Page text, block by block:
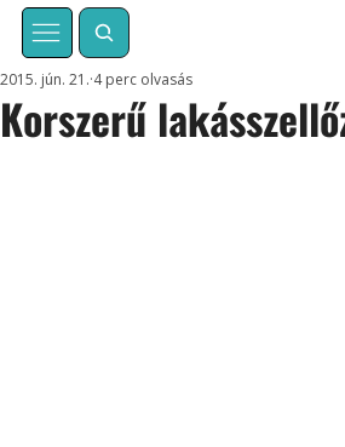
Korszerű
2015. jún. 21. 4 perc olvasás